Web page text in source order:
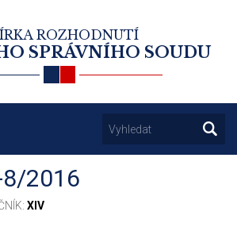
ROZHODNUTÍ
SPRÁVNÍHO SOUDU
8/2016
XIV